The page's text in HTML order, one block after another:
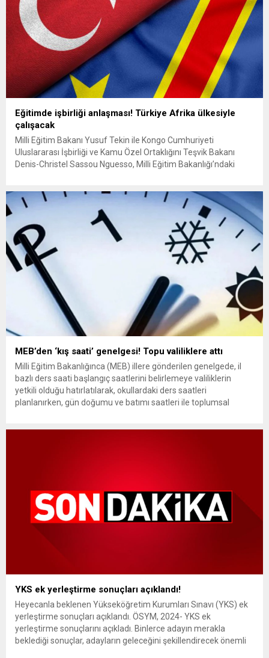
Eğitimde işbirliği anlaşması! Türkiye Afrika ülkesiyle
çalışacak
Milli Eğitim Bakanı Yusuf Tekin ile Kongo Cumhuriyeti
Uluslararası İşbirliği ve Kamu Özel Ortaklığını Teşvik Bakanı
Denis-Christel Sassou Nguesso, Milli Eğitim Bakanlığı’ndaki
Töreni”ne katıldı. Bakan Tekin, burada yaptığı konuşmada, iki
ülke arasındaki işbirliklerinin kalıcı ve devamlılığının olması...
MEB’den ‘kış saati’ genelgesi! Topu valiliklere attı
Milli Eğitim Bakanlığınca (MEB) illere gönderilen genelgede, il
bazlı ders saati başlangıç saatlerini belirlemeye valiliklerin
yetkili olduğu hatırlatılarak, okullardaki ders saatleri
planlanırken, gün doğumu ve batımı saatleri ile toplumsal
YKS ek yerleştirme sonuçları açıklandı!
Heyecanla beklenen Yükseköğretim Kurumları Sınavı (YKS) ek
yerleştirme sonuçları açıklandı. ÖSYM, 2024- YKS ek
yerleştirme sonuçlarını açıkladı. Binlerce adayın merakla
beklediği sonuçlar, adayların geleceğini şekillendirecek önemli